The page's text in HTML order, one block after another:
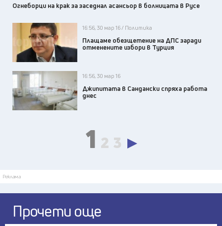
Огнеборци на крак за заседнал асансьор в болницата в Русе
16:56, 30 мар 16 / Политика
Плащаме обезщетение на ДПС заради
отменените избори в Турция
16:56, 30 мар 16
Джипитата в Сандански спряха работа
днес
1 2 3
Реклама
Прочети още